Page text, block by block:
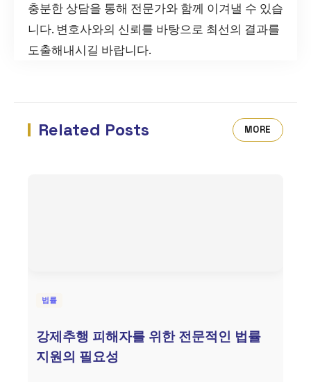
충분한 상담을 통해 전문가와 함께 이겨낼 수 있습
니다. 변호사와의 신뢰를 바탕으로 최선의 결과를
도출해내시길 바랍니다.
Related Posts MORE
법률
강제추행 피해자를 위한 전문적인 법률
지원의 필요성